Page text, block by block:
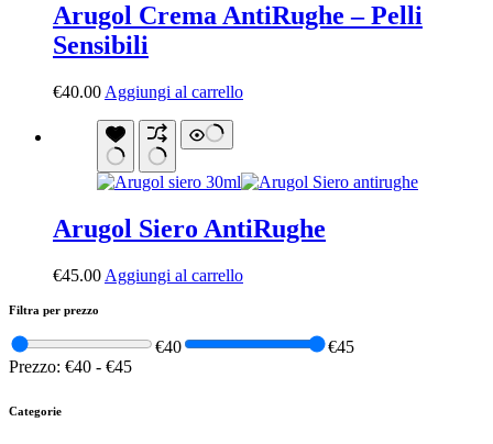
Arugol Crema AntiRughe – Pelli
Sensibili
€40.00 Aggiungi al carrello
Arugol Siero AntiRughe
€45.00 Aggiungi al carrello
Filtra per prezzo
€40
€45
Prezzo: €40 - €45
Categorie